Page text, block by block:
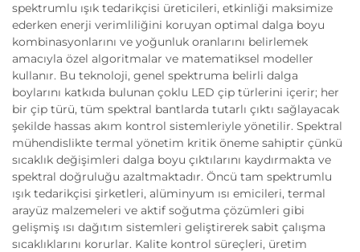
spektrumlu ışık tedarikçisi üreticileri, etkinliği maksimize
ederken enerji verimliliğini koruyan optimal dalga boyu
kombinasyonlarını ve yoğunluk oranlarını belirlemek
amacıyla özel algoritmalar ve matematiksel modeller
kullanır. Bu teknoloji, genel spektruma belirli dalga
boylarını katkıda bulunan çoklu LED çip türlerini içerir; her
bir çip türü, tüm spektral bantlarda tutarlı çıktı sağlayacak
şekilde hassas akım kontrol sistemleriyle yönetilir. Spektral
mühendislikte termal yönetim kritik öneme sahiptir çünkü
sıcaklık değişimleri dalga boyu çıktılarını kaydırmakta ve
spektral doğruluğu azaltmaktadır. Öncü tam spektrumlu
ışık tedarikçisi şirketleri, alüminyum ısı emicileri, termal
arayüz malzemeleri ve aktif soğutma çözümleri gibi
gelişmiş ısı dağıtım sistemleri geliştirerek sabit çalışma
sıcaklıklarını korurlar. Kalite kontrol süreçleri, üretim